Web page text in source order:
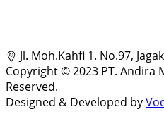
Jl. Moh.Kahfi 1. No.97,
Copyright © 2023 PT. Andira
Reserved.
Designed & Developed by